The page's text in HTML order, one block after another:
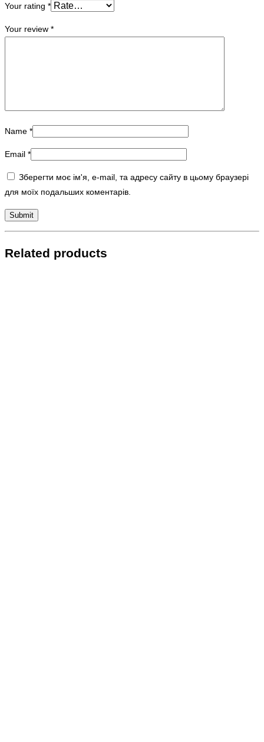
Your rating *
Your review *
Name *
Email *
Зберегти моє ім'я, e-mail, та адресу сайту в цьому браузері
для моїх подальших коментарів.
Related products